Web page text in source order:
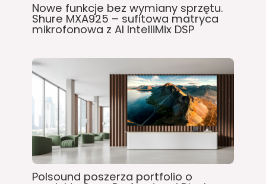
Nowe funkcje bez wymiany sprzętu.
Shure MXA925 – sufitowa matryca
mikrofonowa z AI IntelliMix DSP
Polsound poszerza portfolio o